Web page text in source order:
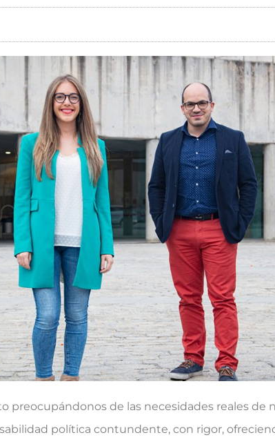
preocupándonos de las necesidades reales de
política contundente, con rigor,